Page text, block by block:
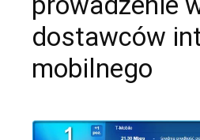
dostawców
mobilnego